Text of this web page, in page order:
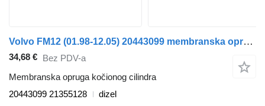
Volvo FM12 (01.98-12.05) 20443099 membranska opruga kočionog cilindra za Volvo FM7-FM12, FM, FMX (1998-2014) tegljača
34,68 € Bez PDV-a
Membranska opruga kočionog cilindra
20443099 21355128
dizel